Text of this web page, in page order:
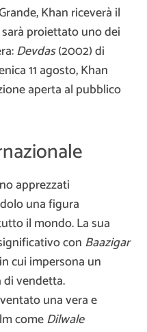
Khan riceverà il
proiettato uno dei
Devdas(2002) di
11 agosto, Khan
aperta al pubblico
apprezzati
una figura
il mondo. La sua
con Baazigar
cui impersona un
di vendetta.
una vera e
comeDilwale